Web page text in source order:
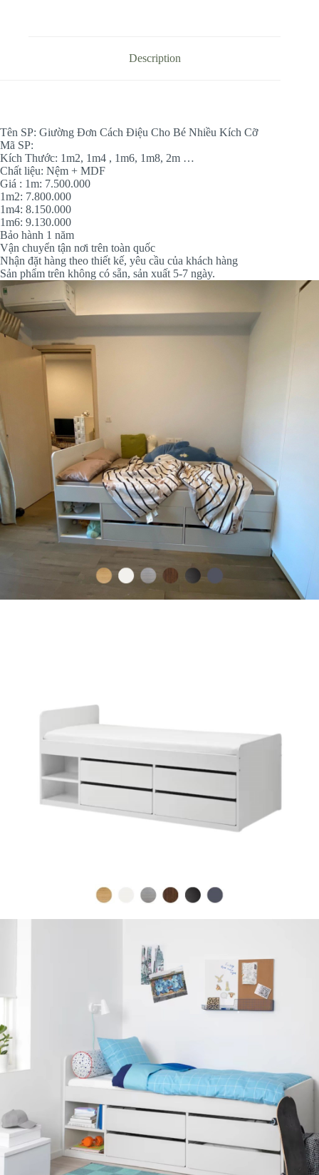
Description
Tên SP: Giường Đơn Cách Điệu Cho Bé Nhiều Kích Cỡ
Mã SP:
Kích Thước: 1m2, 1m4 , 1m6, 1m8, 2m …
Chất liệu: Nệm + MDF
Giá : 1m: 7.500.000
1m2: 7.800.000
1m4: 8.150.000
1m6: 9.130.000
Bảo hành 1 năm
Vận chuyển tận nơi trên toàn quốc
Nhận đặt hàng theo thiết kế, yêu cầu của khách hàng
Sản phẩm trên không có sẵn, sản xuất 5-7 ngày.